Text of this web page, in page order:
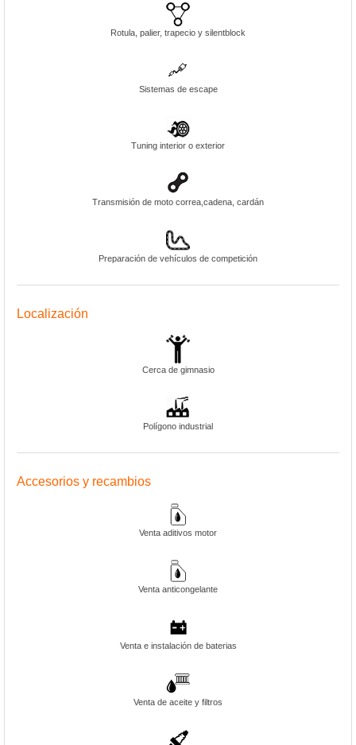
Rotula, palier, trapecio y silentblock
Sistemas de escape
Tuning interior o exterior
Transmisión de moto correa,cadena, cardán
Preparación de vehículos de competición
Localización
Cerca de gimnasio
Polígono industrial
Accesorios y recambios
Venta aditivos motor
Venta anticongelante
Venta e instalación de baterias
Venta de aceite y filtros